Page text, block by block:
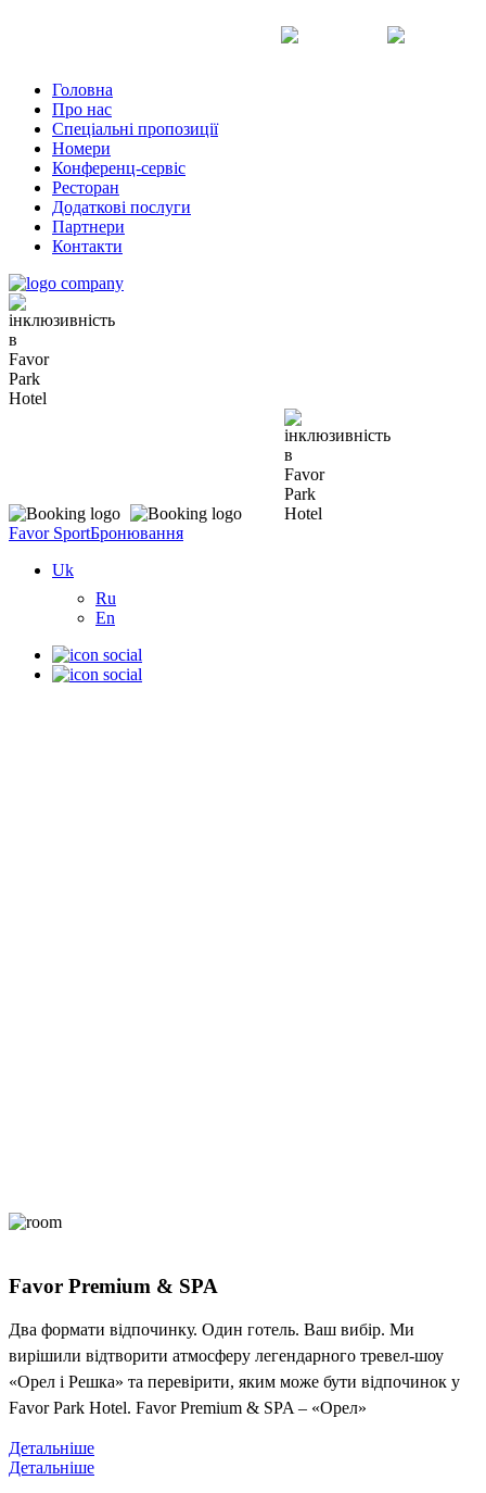
Головна
Про нас
Спеціальні пропозиції
Номери
Конференц-сервіс
Ресторан
Додаткові послуги
Партнери
Контакти
Favor SportБронювання
Uk
Ru
En
Favor Premium & SPA
Два формати відпочинку. Один готель. Ваш вибір. Ми
вирішили відтворити атмосферу легендарного тревел-шоу
«Орел і Решка» та перевірити, яким може бути відпочинок у
Favor Park Hotel. Favor Premium & SPA – «Орел»
Детальніше
Детальніше